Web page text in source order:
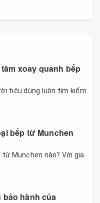
xoay quanh bếp
tiêu dùng luôn tìm kiếm
bếp từ Munchen
Munchen nào? Với gia
hành của